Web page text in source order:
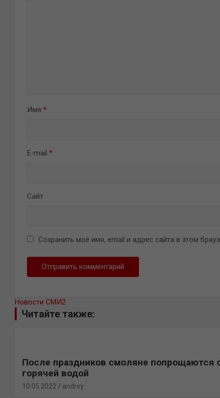
Имя *
E-mail *
Сайт
Сохранить моё имя, email и адрес сайта в этом
Новости СМИ2
Читайте также:
После праздников смоляне попрощаются
горячей водой
10.05.2022 andrey